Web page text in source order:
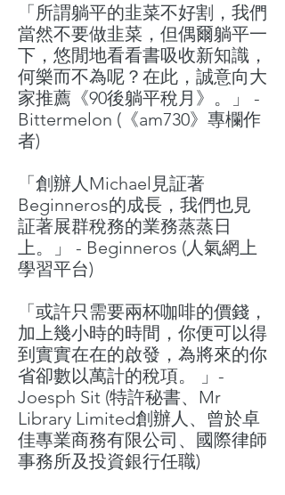
「所謂躺平的韭菜不好割，我們
當然不要做韭菜，但偶爾躺平一
下，悠閒地看看書吸收新知識，
何樂而不為呢？在此，誠意向大
家推薦《90後躺平稅月》。」 -
Bittermelon (《am730》專欄作
者)
「創辦人Michael見証著
Beginneros的成長，我們也見
証著展群稅務的業務蒸蒸日
上。」 - Beginneros (人氣網上
學習平台)
「或許只需要兩杯咖啡的價錢，
加上幾小時的時間，你便可以得
到實實在在的啟發，為將來的你
省卻數以萬計的稅項。 」-
Joesph Sit (特許秘書、Mr
Library Limited創辦人、曾於卓
佳專業商務有限公司、國際律師
事務所及投資銀行任職)